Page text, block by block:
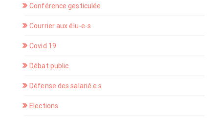
Conférence gesticulée
Courrier aux élu-e-s
Covid 19
Débat public
Défense des salarié.e.s
Elections